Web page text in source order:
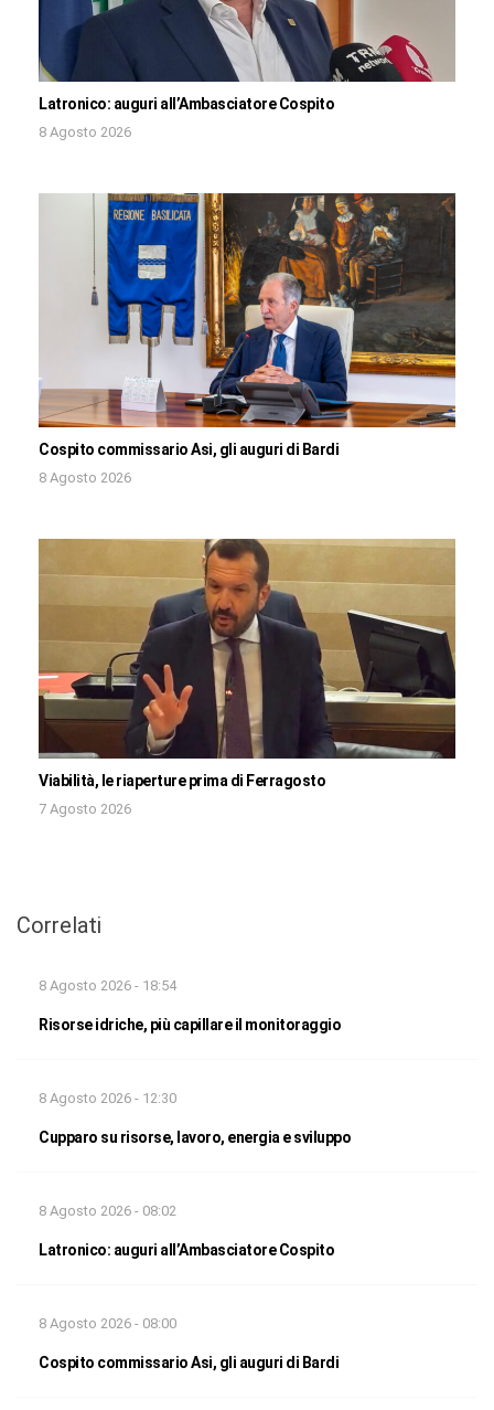
Latronico: auguri all’Ambasciatore Cospito
8 Agosto 2026
Cospito commissario Asi, gli auguri di Bardi
8 Agosto 2026
Viabilità, le riaperture prima di Ferragosto
7 Agosto 2026
Correlati
8 Agosto 2026 - 18:54
Risorse idriche, più capillare il monitoraggio
8 Agosto 2026 - 12:30
Cupparo su risorse, lavoro, energia e sviluppo
8 Agosto 2026 - 08:02
Latronico: auguri all’Ambasciatore Cospito
8 Agosto 2026 - 08:00
Cospito commissario Asi, gli auguri di Bardi